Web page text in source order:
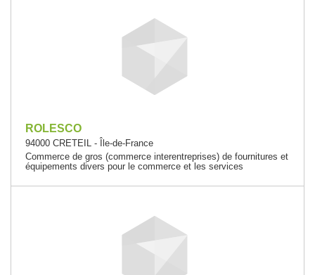
ROLESCO
94000 CRETEIL - Île-de-France
Commerce de gros (commerce interentreprises) de fournitures et
équipements divers pour le commerce et les services